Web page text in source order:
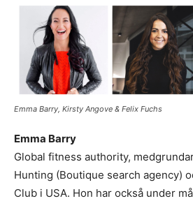
Emma Barry, Kirsty Angove & Felix Fuchs
Emma Barry
Global fitness authority,
Hunting (Boutique search agency)
Club i USA. Hon har också under